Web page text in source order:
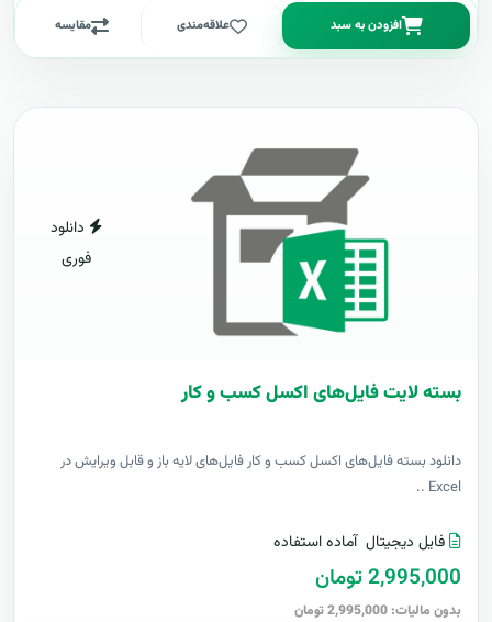
افزودن به سبد علاقه‌مندی مقایسه
دانلود
فوری
بسته لایت فایل‌های اکسل کسب و کار
دانلود بسته فایل‌های اکسل کسب و کار فایل‌های لایه باز و قابل ویرایش در
Excel ..
فایل دیجیتال آماده استفاده
2,995,000 تومان
بدون مالیات: 2,995,000 تومان